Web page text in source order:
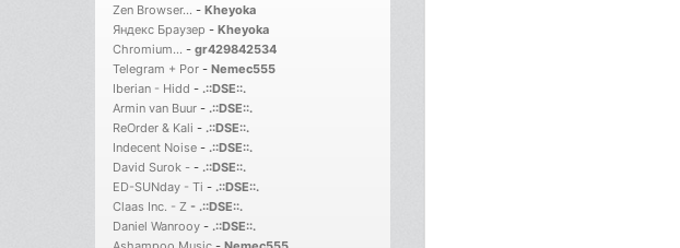
Zen Browser... - Kheyoka
Яндекс Браузер - Kheyoka
Chromium... - gr429842534
Telegram + Por - Nemec555
Iberian - Hidd - .::DSE::.
Armin van Buur - .::DSE::.
ReOrder & Kali - .::DSE::.
Indecent Noise - .::DSE::.
David Surok - - .::DSE::.
ED-SUNday - Ti - .::DSE::.
Claas Inc. - Z - .::DSE::.
Daniel Wanrooy - .::DSE::.